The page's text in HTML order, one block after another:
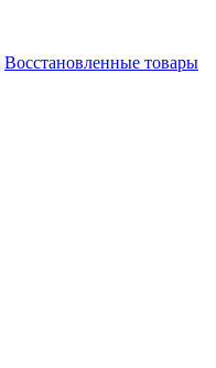
Восстановленные товары